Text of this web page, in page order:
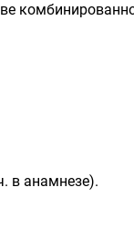
в анамнезе).